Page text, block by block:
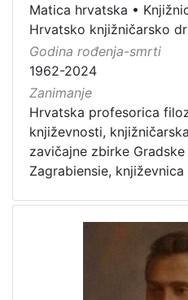
Matica hrvatska •
Hrvatsko knjižničarsko
Godina rođenja-smrti
1962-2024
Zanimanje
Hrvatska profesorica
književnosti,
zavičajne zbirke
Zagrabiensie, književnica